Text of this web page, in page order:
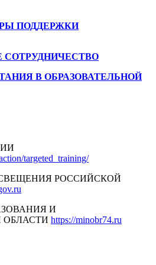
ПОДДЕРЖКИ
СОТРУДНИЧЕСТВО
В ОБРАЗОВАТЕЛЬНОЙ
targeted_training/
РОССИЙСКОЙ
И
ОБЛАСТИ https://minobr74.ru